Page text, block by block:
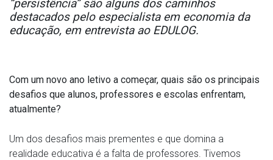
“persistência” são alguns dos caminhos
destacados pelo especialista em economia da
educação, em entrevista ao EDULOG.
Com um novo ano letivo a começar, quais são os principais
desafios que alunos, professores e escolas enfrentam,
atualmente?
Um dos desafios mais prementes e que domina a
realidade educativa é a falta de professores. Tivemos